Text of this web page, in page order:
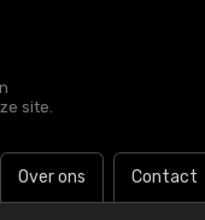
site.
Over ons Contact